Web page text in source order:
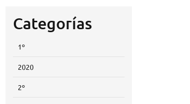
Categorías
1º
2020
2º